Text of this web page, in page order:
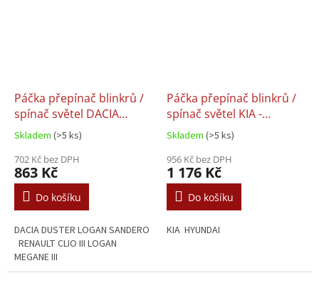
Páčka přepínač blinkrů /
spínač světel DACIA
DUSTER LOGAN
SANDERO - 6001551361 /
901057668 / 8200792587
Skladem (>5 ks)
702 Kč bez DPH
863 Kč
Do košíku
DACIA DUSTER LOGAN SANDERO
RENAULT CLIO III LOGAN
MEGANE III
Páčka přepínač blinkrů /
spínač světel KIA -
934101G000
Skladem (>5 ks)
956 Kč bez DPH
1 176 Kč
Do košíku
KIA HYUNDAI